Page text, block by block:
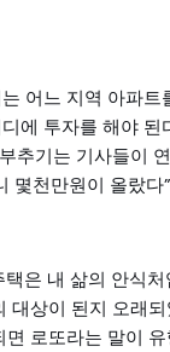
어느 지역 아파트
에 투자를 해야 된
추기는 기사들이
몇천만원이 올랐다
은 내 삶의 안식
대상이 된지 오래
로또라는 말이